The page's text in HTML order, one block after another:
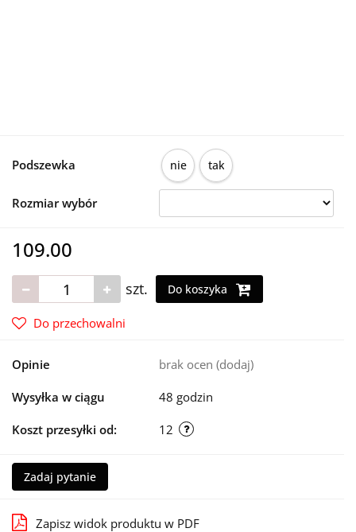
Podszewka nie tak
Rozmiar wybór
109.00
szt. Do koszyka
Do przechowalni
Opinie brak ocen (dodaj)
Wysyłka w ciągu 48 godzin
Koszt przesyłki od: 12
Zadaj pytanie
Zapisz widok produktu w PDF